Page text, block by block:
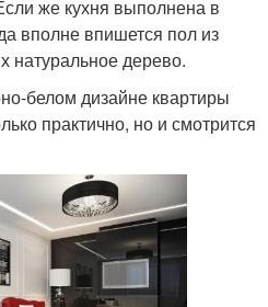
же кухня выполнена в
вполне впишется пол из
натуральное дерево.
белом дизайне квартиры
практично, но и смотрится